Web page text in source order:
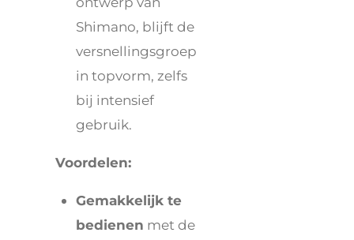
Shimano, blijft de
versnellingsgroep
in topvorm, zelfs
bij intensief
gebruik.
Voordelen:
Gemakkelijk te
bedienen met de